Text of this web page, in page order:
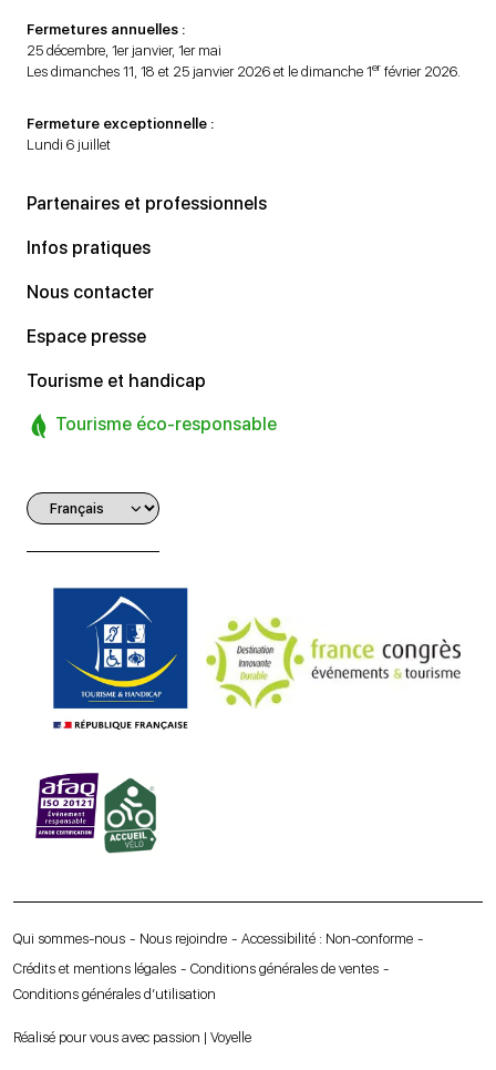
Fermetures annuelles :
25 décembre, 1er janvier, 1er mai
Les dimanches 11, 18 et 25 janvier 2026 et le dimanche 1er février 2026.
Fermeture exceptionnelle :
Lundi 6 juillet
Partenaires et professionnels
Infos pratiques
Nous contacter
Espace presse
Tourisme et handicap
Tourisme éco-responsable
Qui sommes-nous Nous rejoindre
Accessibilité : Non-conforme
Crédits et mentions légales
Conditions générales de ventes
Conditions générales d’utilisation
Réalisé pour vous avec passion | Voyelle